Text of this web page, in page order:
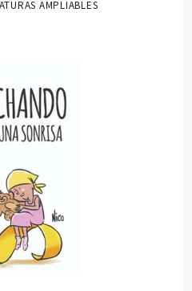
AMPLIABLES